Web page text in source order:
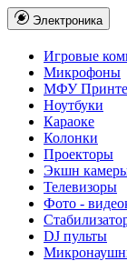
Электроника
Игровые
Микрофоны
МФУ
Ноутбуки
Караоке
Колонки
Проекторы
Экшн
Телевизоры
Фото -
DJ пульты